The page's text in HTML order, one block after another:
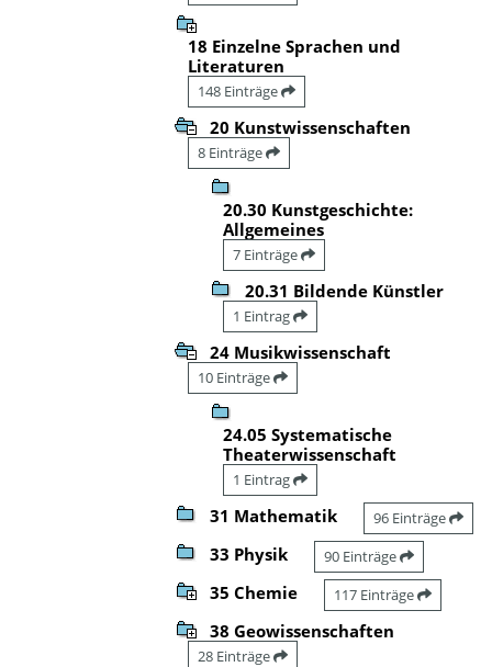
18 Einzelne Sprachen und
Literaturen
148 Einträge
20 Kunstwissenschaften
8 Einträge
20.30 Kunstgeschichte:
Allgemeines
7 Einträge
20.31 Bildende Künstler
1 Eintrag
24 Musikwissenschaft
10 Einträge
24.05 Systematische
Theaterwissenschaft
1 Eintrag
31 Mathematik 96 Einträge
33 Physik 90 Einträge
35 Chemie 117 Einträge
38 Geowissenschaften
28 Einträge